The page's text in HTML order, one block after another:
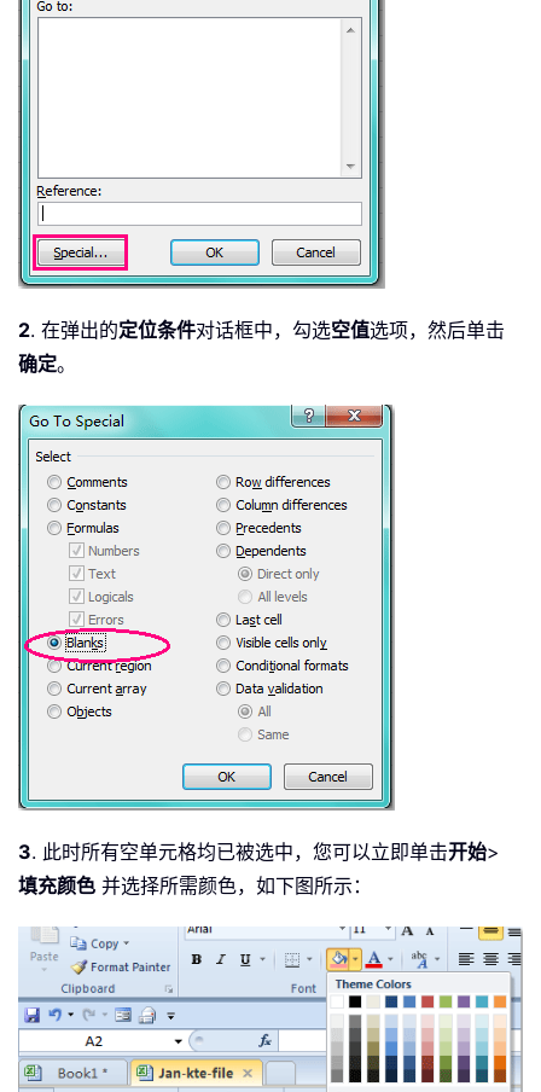
2. 在弹出的定位条件对话框中，勾选空值选项，然后单击
确定。
3. 此时所有空单元格均已被选中，您可以立即单击开始>
填充颜色 并选择所需颜色，如下图所示：